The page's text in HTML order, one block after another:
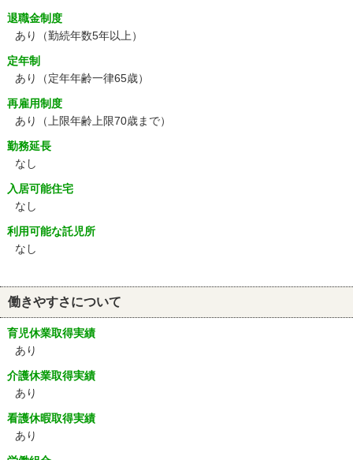
退職金制度
あり（勤続年数5年以上）
定年制
あり
（定年年齢一律65歳）
再雇用制度
あり
（上限年齢上限70歳まで）
勤務延長
なし
入居可能住宅
なし
利用可能な託児所
なし
働きやすさについて
育児休業取得実績
あり
介護休業取得実績
あり
看護休暇取得実績
あり